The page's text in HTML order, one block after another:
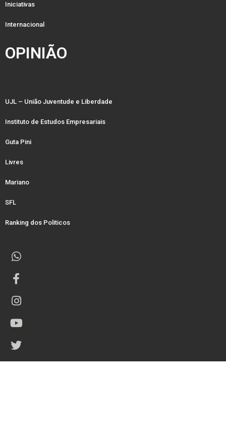
Iniciativas
Internacional
OPINIÃO
UJL – União Juventude e Liberdade
Instituto de Estudos Empresariais
Guta Pini
Livres
Mariano
SFL
Ranking dos Politicos